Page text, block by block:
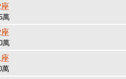
萬
萬
萬